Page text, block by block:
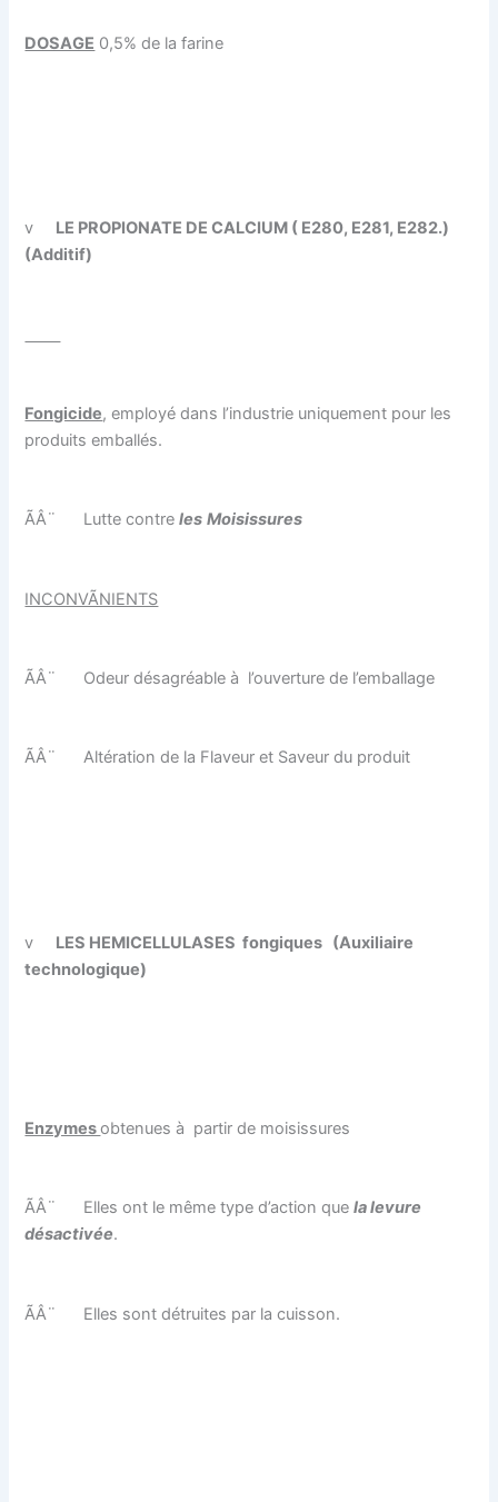
DOSAGE 0,5% de la farine
v
LE PROPIONATE DE CALCIUM ( E280, E281, E282.)
(Additif)
Fongicide, employé dans l’industrie uniquement pour les
produits emballés.
ÃÂ¨ Lutte contreles Moisissures
INCONVÃNIENTS
ÃÂ¨ Odeur désagréable à l’ouverture de l’emballage
ÃÂ¨ Altération de la Flaveur et Saveur du produit
v LES HEMICELLULASES fongiques (Auxiliaire
technologique)
Enzymesobtenues à partir de moisissures
ÃÂ¨ Elles ont le même type d’action quela levure
désactivée.
ÃÂ¨ Elles sont détruites par la cuisson.